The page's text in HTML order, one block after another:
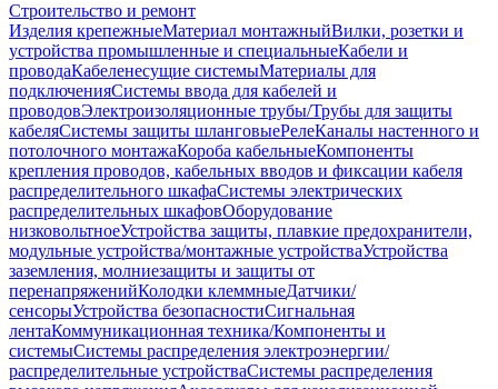
Строительство и ремонт
Изделия крепежныеМатериал монтажныйВилки, розетки и
устройства промышленные и специальныеКабели и
проводаКабеленесущие системыМатериалы для
подключенияСистемы ввода для кабелей и
проводовЭлектроизоляционные трубы/Трубы для защиты
кабеляСистемы защиты шланговыеРелеКаналы настенного и
потолочного монтажаКороба кабельныеКомпоненты
крепления проводов, кабельных вводов и фиксации кабеля
распределительного шкафаСистемы электрических
распределительных шкафовОборудование
низковольтноеУстройства защиты, плавкие предохранители,
модульные устройства/монтажные устройстваУстройства
заземления, молниезащиты и защиты от
перенапряженийКолодки клеммныеДатчики/
сенсорыУстройства безопасностиСигнальная
лентаКоммуникационная техника/Компоненты и
системыСистемы распределения электроэнергии/
распределительные устройстваСистемы распределения